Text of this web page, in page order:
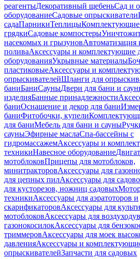
реагентыДекоративный щебеньСад и
оборудованиеСадовые опрыскиватели
садаПарникиТеплицыКомплектующие
грядкиСадовые компостеры
насекомых и грызуновАвтоматизация
поливаАксессуары и комплектующие
оборудованияУкрывные материалы
пластиковыеАксессуары и
опрыскивателейШланги для
баниБаниСауныДвери для бани и
изделияБанные принадлежности
баниОснащение и декор для бани
баниФитобочки, купели
для баниМебель для бани и сауны
сауныЭфирные маслаСпа-бассейны с
гидромассажемАксессуары и
техникиНавесное оборудование
мотоблоковПрицепы для мотоблоков,
минитракторовАксессуары для
для цепных пилАксессуары для
для кусторезов, ножниц садовых
техникиАксессуары для аэратоторов и
скарификаторовАксессуары для
мотоблоковАксессуары для
газонокосилокАксессуары для
триммеровАксессуары для моек
давленияАксессуары и
опрыскивателейЗапчасти для садовых